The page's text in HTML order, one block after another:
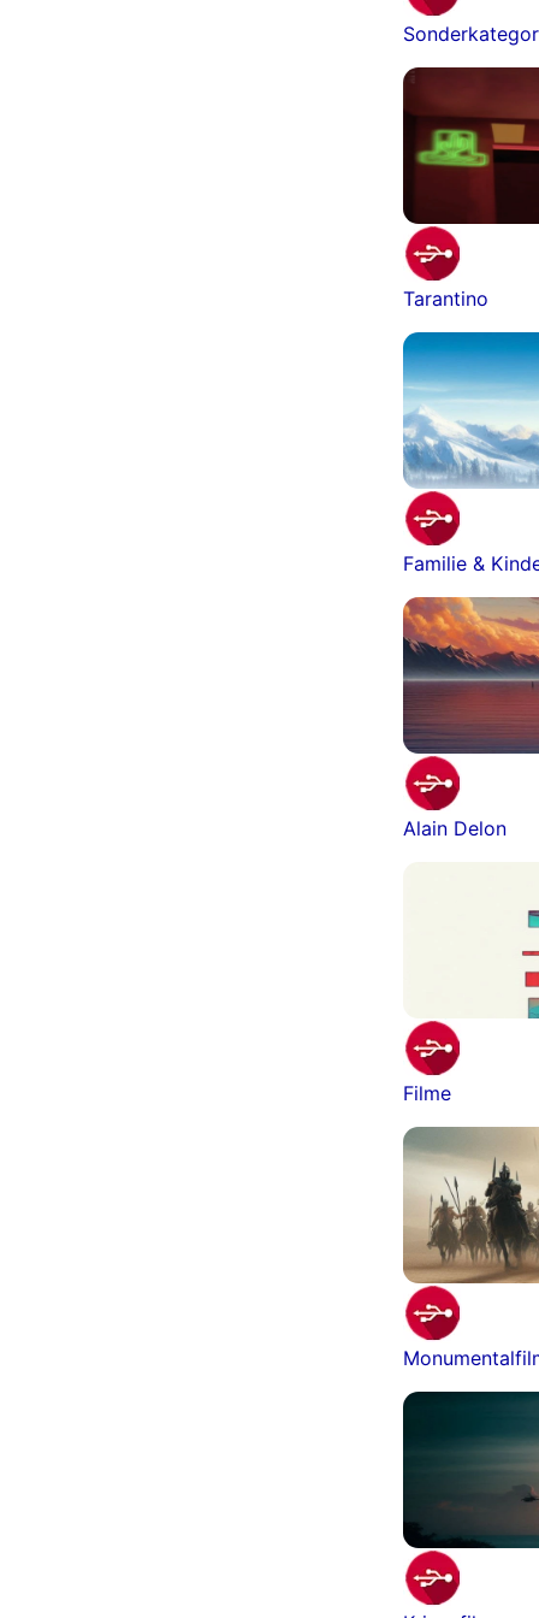
Tarantino
Familie &
Alain Delon
Filme